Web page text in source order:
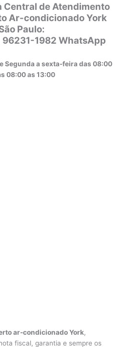
Central de Atendimento
Ar-condicionado York
Paulo:
96231-1982 WhatsApp
Segunda a sexta-feira das 08:00
08:00 as 13:00
ar-condicionado York,
fiscal, garantia e sempre os